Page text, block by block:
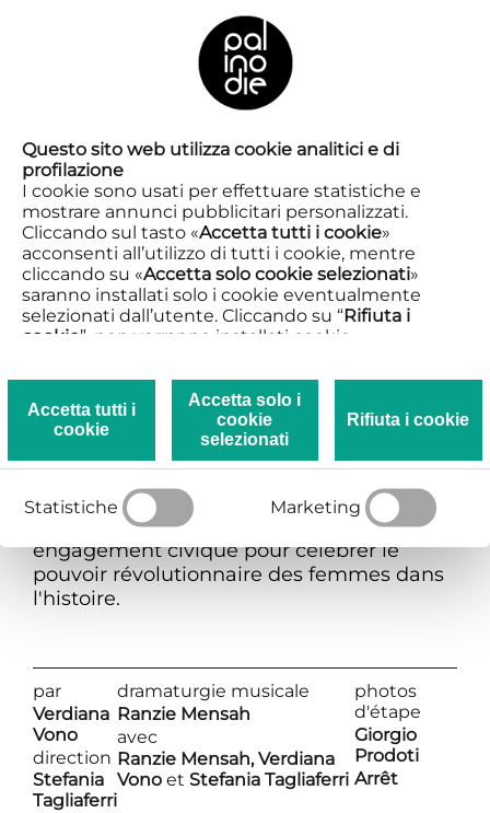
Questo sito web utilizza cookie analitici e di
profilazione
I cookie sono usati per effettuare statistiche e
mostrare annunci pubblicitari personalizzati.
Cliccando sul tasto «Accetta tutti i cookie»
acconsenti all’utilizzo di tutti i cookie, mentre
cliccando su «Accetta solo cookie selezionati»
saranno installati solo i cookie eventualmente
selezionati dall’utente. Cliccando su “Rifiuta i
cookie”, non verranno installati cookie.
dettaglio i singoli cookie e le terze parti che
installano i cookie tramite il presente sito.
Clicca qui per visualizzare la Privacy e Cookie
Accetta tutti i
cookie
Accetta solo i
cookie
selezionati
Rifiuta i cookie
Statistiche Marketing
Strong (Fort)
Strong est un spectacle passionnant et
nécessaire qui allie musique, théâtre et
engagement civique pour célébrer le
pouvoir révolutionnaire des femmes dans
l'histoire.
par
Verdiana
Vono
direction
Stefania
Tagliaferri
dramaturgie musicale
Ranzie Mensah
avec
Ranzie Mensah, Verdiana
Vono et Stefania Tagliaferri
photos
d'étape
Giorgio
Prodoti
Arrêt